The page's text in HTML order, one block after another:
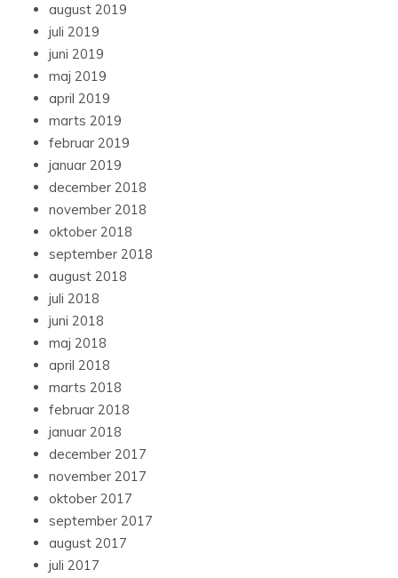
august 2019
juli 2019
juni 2019
maj 2019
april 2019
marts 2019
februar 2019
januar 2019
december 2018
november 2018
oktober 2018
september 2018
august 2018
juli 2018
juni 2018
maj 2018
april 2018
marts 2018
februar 2018
januar 2018
december 2017
november 2017
oktober 2017
september 2017
august 2017
juli 2017